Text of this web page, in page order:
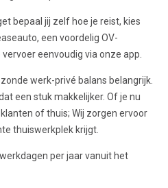
bepaal jij zelf hoe je reist, kies
een voordelig OV-
eenvoudig via onze app.
werk-privé balans belangrijk.
een stuk makkelijker. Of je nu
of thuis; Wij zorgen ervoor
thuiswerkplek krijgt.
per jaar vanuit het